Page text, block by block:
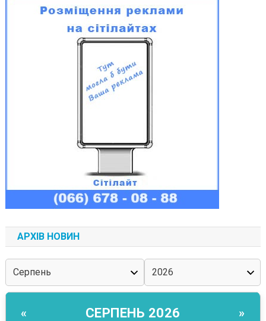
АРХІВ НОВИН
« СЕРПЕНЬ 2026 »